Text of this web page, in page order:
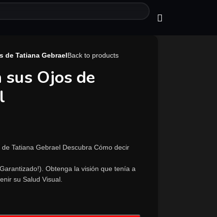
de Tatiana GebraelBack to products
Ojos de
Tatiana Gebrael Descubra Cómo decir
Obtenga la visión que tenía a
su Salud Visual.